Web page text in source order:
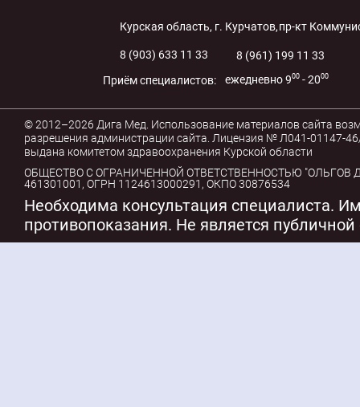
Курская область, г. Курчатов,пр-кт
8 (903) 633 11 33
8 (961) 199 11 33
Приём специалистов:
ежедневно 900 - 2000
© 2012–2026 Дига Мед. Использование материалов сайта
разрешения администрации сайта. Лицензия № Л041-01147-
выдана комитетом здравоохранения Курской области
ОБЩЕСТВО С ОГРАНИЧЕННОЙ ОТВЕТСТВЕННОСТЬЮ "ОЛЬГОВ
461301001, ОГРН 1124613000291, ОКПО 30876534
Необходима консультация специалиста.
противопоказания. Не является